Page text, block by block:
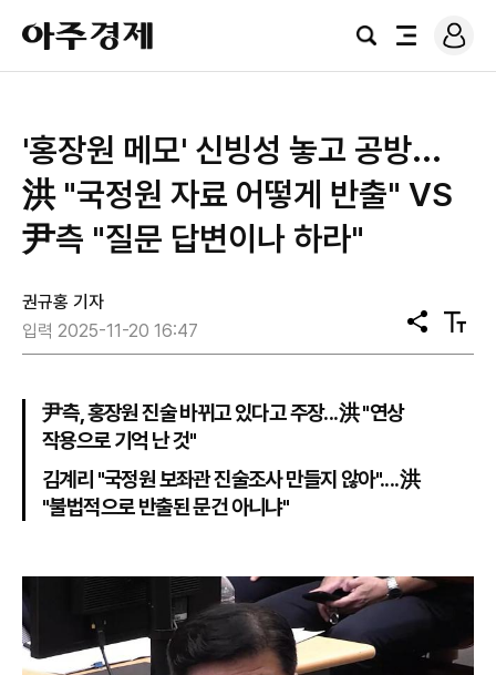
아
주
경
검
전
로
그
'홍장원 메모' 신빙성 놓고 공방...
洪 "국정원 자료 어떻게 반출" VS
尹측 "질문 답변이나 하라"
권규홍 기자
입력 2025-11-20 16:47
공
유
텍
스
尹측, 홍장원 진술 바뀌고 있다고 주장...洪 "연상
작용으로 기억 난 것"
김계리 "국정원 보좌관 진술조사 만들지 않아"....洪
"불법적으로 반출된 문건 아니냐"